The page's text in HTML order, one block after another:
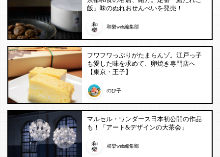
飯」味のぬれおせんべいを発売！
和樂web編集部
フワフワっぷりがたまらんゾ。江戸っ子
も愛した味を求めて、卵焼き専門店へ
【東京・王子】
のび子
マルセル・ワンダース日本初公開の作品
も！「アート&デザインの大茶会」
和樂web編集部